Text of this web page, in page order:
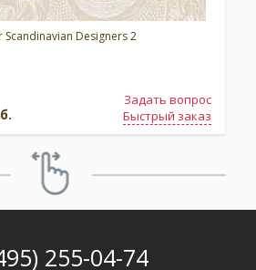
Designers 2
Задать вопрос
Быстрый заказ
255-04-74